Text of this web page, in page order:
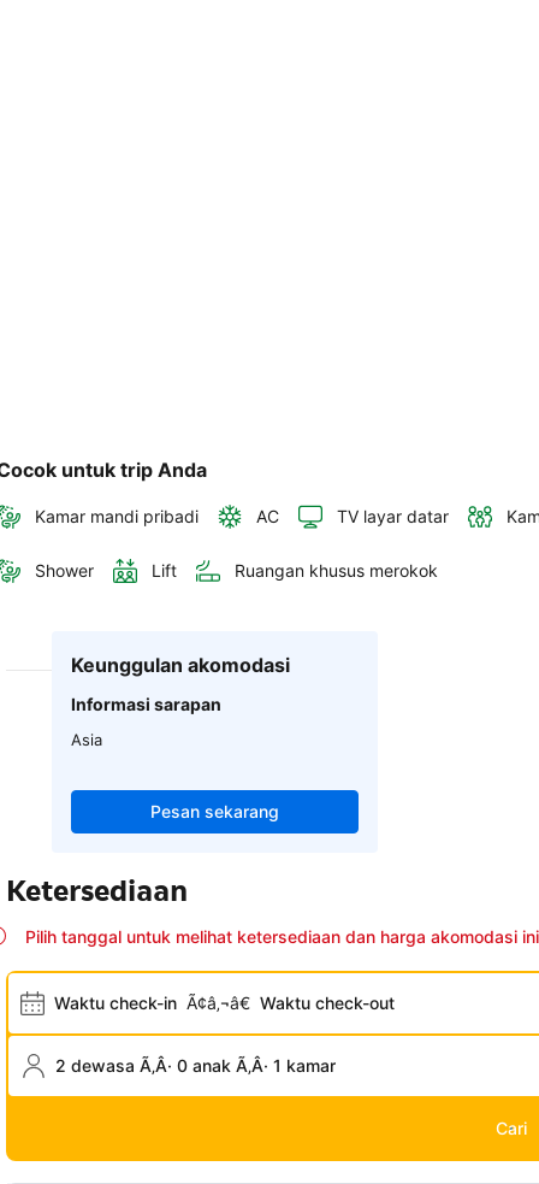
untuk trip Anda
Kamar mandi pribadi AC TV layar datar
Shower Lift Ruangan khusus merokok
Keunggulan akomodasi
Informasi sarapan
Asia
Pesan sekarang
Ketersediaan
Pilih tanggal untuk melihat ketersediaan dan harga akomodasi ini
Waktu check-in Ã¢â‚¬â€ Waktu check-out
2 dewasa Ã‚Â· 0 anak Ã‚Â· 1 kamar
Cari